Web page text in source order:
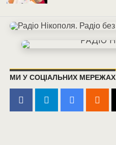
МИ У СОЦІАЛЬНИХ МЕРЕЖАХ